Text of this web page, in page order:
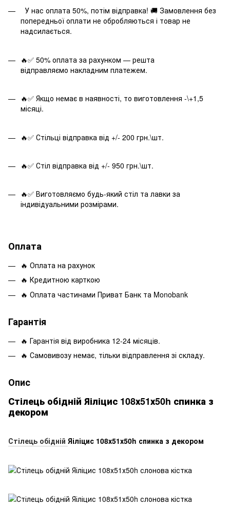
У нас оплата 50%, потім відправка! 🚚 Замовлення без
попередньої оплати не обробляються і товар не
надсилається.
🔥✅ 50% оплата за рахунком — решта
відправляємо накладним платежем.
🔥✅ Якщо немає в наявності, то виготовлення -\+1,5
місяці.
🔥✅ Стільці відправка від +/- 200 грн.\шт.
🔥✅ Стіл відправка від +/- 950 грн.\шт.
🔥✅ Виготовляємо будь-який стіл та лавки за
індивідуальними розмірами.
Оплата
🔥 Оплата на рахунок
🔥 Кредитною карткою
🔥 Оплата частинами Приват Банк та Monobank
Гарантія
🔥 Гарантія від виробника 12-24 місяців.
🔥 Самовивозу немає, тільки відправлення зі складу.
Опис
Стілець обідній Яіліцис 108х51х50h спинка з
декором
Стілець обідній Яіліцис 108х51х50h спинка з декором